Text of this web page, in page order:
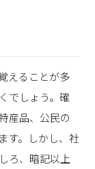
えることが多
でしょう。確
産品、公民の
す。しかし、社
ろ、暗記以上